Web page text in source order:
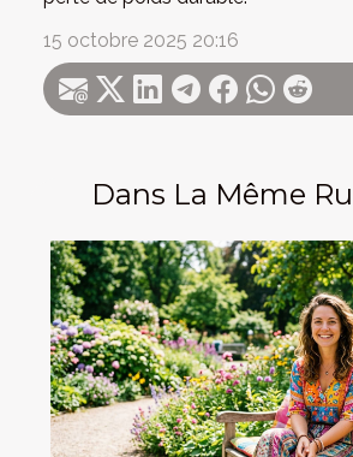
Dans La Même
15 octobre 2025 20:16